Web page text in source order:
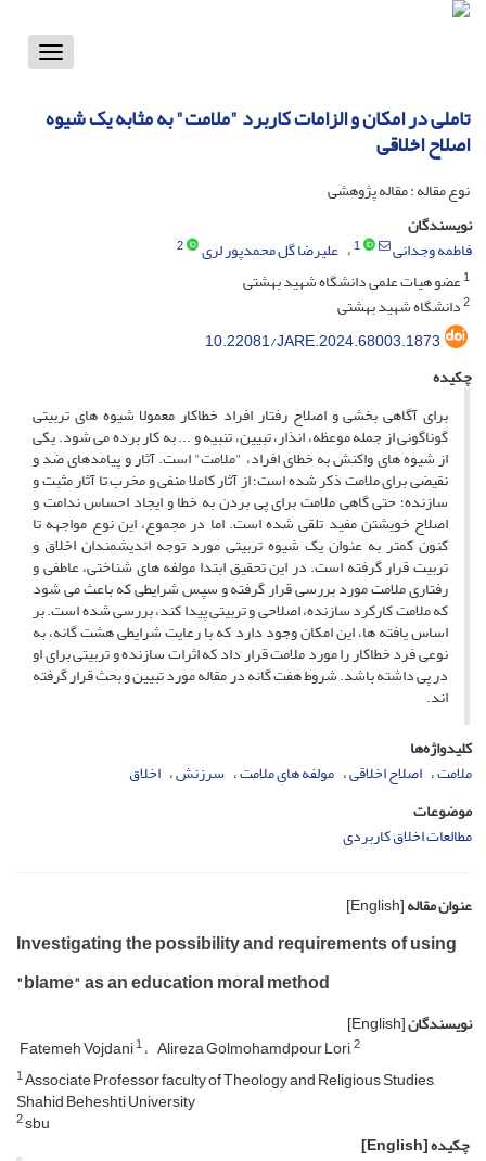
Toggle
تاملی در امکان و الزامات کاربرد "ملامت" به مثابه یک شیوه
اصلاح اخلاقی
نوع مقاله : مقاله پژوهشی
نویسندگان
فاطمه وجدانی
1 علیرضا گل محمدپور لری
2
1عضو هیات علمی دانشگاه شهید بهشتی
2دانشگاه شهید بهشتی
10.22081/JARE.2024.68003.1873
چکیده
برای آگاهی بخشی و اصلاح رفتار افراد خطاکار معمولا شیوه های تربیتی
گوناگونی از جمله موعظه، انذار، تبیین، تنبیه و ... به کار برده می شود. یکی
از شیوه های واکنش به خطای افراد، "ملامت" است. آثار و پیامدهای ضد و
نقیضی برای ملامت ذکر شده است؛ از آثار کاملا منفی و مخرب تا آثار مثبت و
سازنده؛ حتی گاهی ملامت برای پی بردن به خطا و ایجاد احساس ندامت و
اصلاح خویشتن مفید تلقی شده است. اما در مجموع، این نوع مواجهه تا
کنون کمتر به عنوان یک شیوه تربیتی مورد توجه اندیشمندان اخلاق و
تربیت قرار گرفته است. در این تحقیق ابتدا مولفه های شناختی، عاطفی و
رفتاری ملامت مورد بررسی قرار گرفته و سپس شرایطی که باعث می شود
که ملامت کارکرد سازنده، اصلاحی و تربیتی پیدا کند، بررسی شده است. بر
اساس یافته ها، این امکان وجود دارد که با رعایت شرایطی هشت گانه، به
نوعی فرد خطاکار را مورد ملامت قرار داد که اثرات سازنده و تربیتی برای او
در پی داشته باشد. شروط هفت گانه در مقاله مورد تبیین و بحث قرار گرفته
اند.
کلیدواژه‌ها
ملامت اصلاح اخلاقی مولفه های ملامت سرزنش اخلاق
موضوعات
مطالعات اخلاق کاربردی
عنوان مقاله[English]
Investigating the possibility and requirements of using
"blame" as an education moral method
نویسندگان[English]
Fatemeh Vojdani1 Alireza Golmohamdpour Lori,2
1Associate Professor faculty of Theology and Religious Studies,
Shahid Beheshti University
2sbu
چکیده[English]